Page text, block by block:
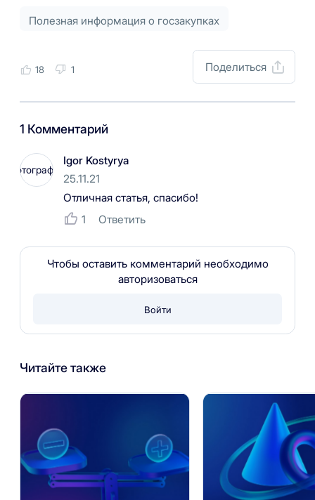
Полезная информация о госзакупках
18 1 Поделиться
1 Комментарий
Igor Kostyrya
25.11.21
Отличная статья, спасибо!
1
Ответить
Чтобы оставить комментарий необходимо
авторизоваться
Войти
Читайте также